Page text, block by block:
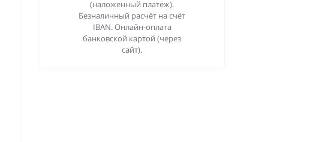
(наложенный платёж).
Безналичный расчёт на счёт
IBAN. Онлайн-оплата
банковской картой (через
сайт).